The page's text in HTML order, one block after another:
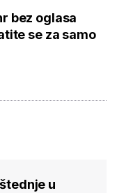
bez oglasa
se za samo
u